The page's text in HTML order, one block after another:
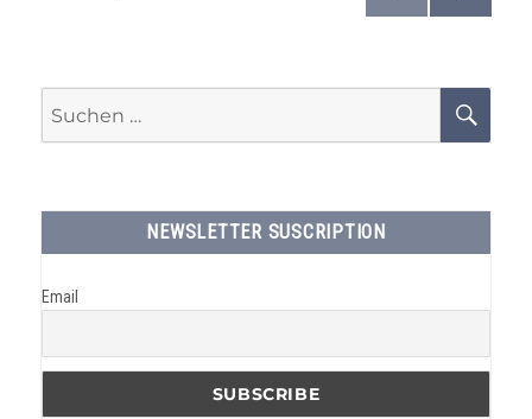
E
nach:
NEWSLETTER SUSCRIPTION
Email